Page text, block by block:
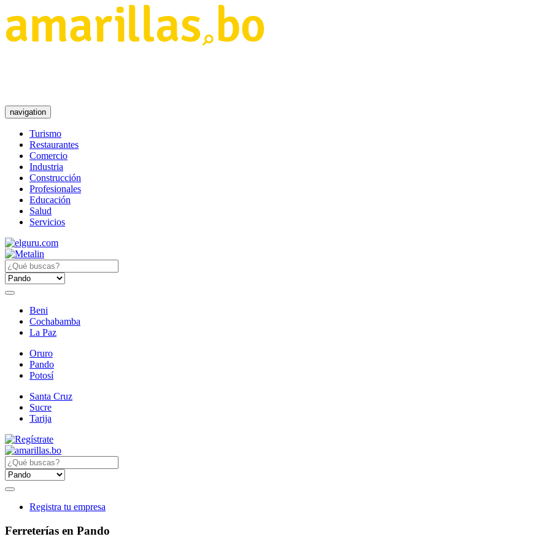
navigation
Turismo
Restaurantes
Comercio
Industria
Construcción
Profesionales
Educación
Salud
Servicios
Beni
Cochabamba
La Paz
Oruro
Pando
Potosí
Santa Cruz
Sucre
Tarija
Registra tu empresa
Ferreterías en Pando